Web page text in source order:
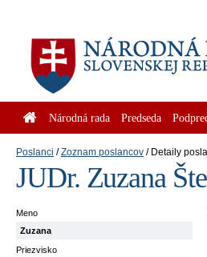
Národná rada Predseda
Poslanci Zoznam poslancov Detaily
JUDr. Zuzana
Meno
Zuzana
Priezvisko